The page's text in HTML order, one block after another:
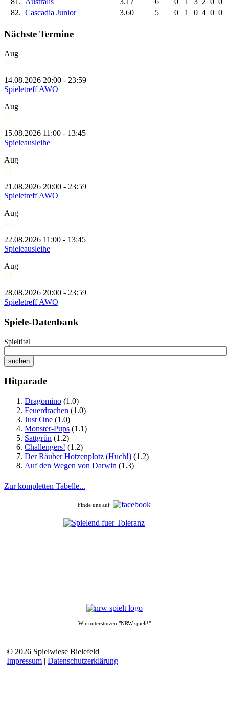
82. Cascadia Junior 3.60 5 0 1 0 4 0 0
Nächste Termine
Aug
14
14.08.2026 20:00 - 23:59
Spieletreff AWO
Aug
15
15.08.2026 11:00 - 13:45
Spieleausleihe
Aug
21
21.08.2026 20:00 - 23:59
Spieletreff AWO
Aug
22
22.08.2026 11:00 - 13:45
Spieleausleihe
Aug
28
28.08.2026 20:00 - 23:59
Spieletreff AWO
Spiele-Datenbank
Spieltitel
Hitparade
Dragomino (1.0)
Feuerdrachen (1.0)
Just One (1.0)
Monster-Pups (1.1)
Sattgrün (1.2)
Challengers! (1.2)
Der Räuber Hotzenplotz (Huch!) (1.2)
Auf den Wegen von Darwin (1.3)
Zur kompletten Tabelle...
Finde uns auf
Wir unterstützen "NRW spielt!"
© 2026 Spielwiese Bielefeld
Impressum | Datenschutzerklärung